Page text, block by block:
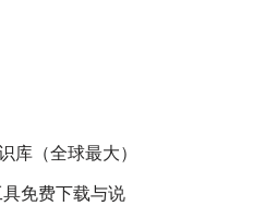
库（全球最大）
免费下载与说